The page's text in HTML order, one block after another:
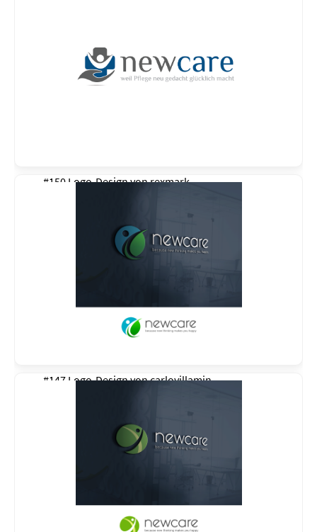
#150 Logo-Design vonrexmark
#147 Logo-Design voncarlovillamin